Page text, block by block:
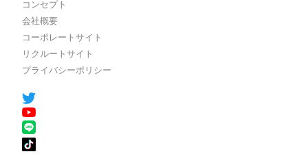
コンセプト
会社概要
コーポレートサイト
リクルートサイト
プライバシーポリシー